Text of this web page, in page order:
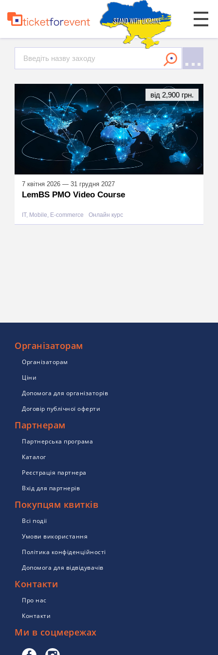
7 квітня 2026 — 31 грудня 2027
LemBS PMO Video Course
IT, Mobile, E-commerce Онлайн курс
від 2,900 грн.
Організаторам
Організаторам
Ціни
Допомога для організаторів
Договір публічної оферти
Партнерам
Партнерська програма
Каталог
Реєстрація партнера
Вхід для партнерів
Покупцям квитків
Всі події
Умови використання
Політика конфіденційності
Допомога для відвідувачів
Контакти
Про нас
Контакти
Ми в соцмережах